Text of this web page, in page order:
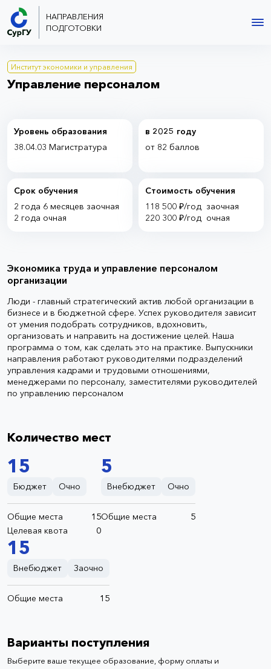
НАПРАВЛЕНИЯ
ПОДГОТОВКИ
Институт экономики и управления
Управление персоналом
Уровень образования
38.04.03 Магистратура
в 2025 году
от 82 баллов
Срок обучения
2 года 6 месяцев заочная
2 года очная
Стоимость обучения
118 500 ₽/год заочная
220 300 ₽/год очная
Экономика труда и управление персоналом
организации
Люди - главный стратегический актив любой организации в
бизнесе и в бюджетной сфере. Успех руководителя зависит
от умения подобрать сотрудников, вдохновить,
организовать и направить на достижение целей. Наша
программа о том, как сделать это на практике. Выпускники
направления работают руководителями подразделений
управления кадрами и трудовыми отношениями,
менеджерами по персоналу, заместителями руководителей
по управлению персоналом
Количество мест
15
Бюджет Очно
Общие места
15
Целевая квота
0
5
Внебюджет Очно
Общие места 5
15
Внебюджет Заочно
Общие места 15
Варианты поступления
Выберите ваше текущее образование, форму оплаты и